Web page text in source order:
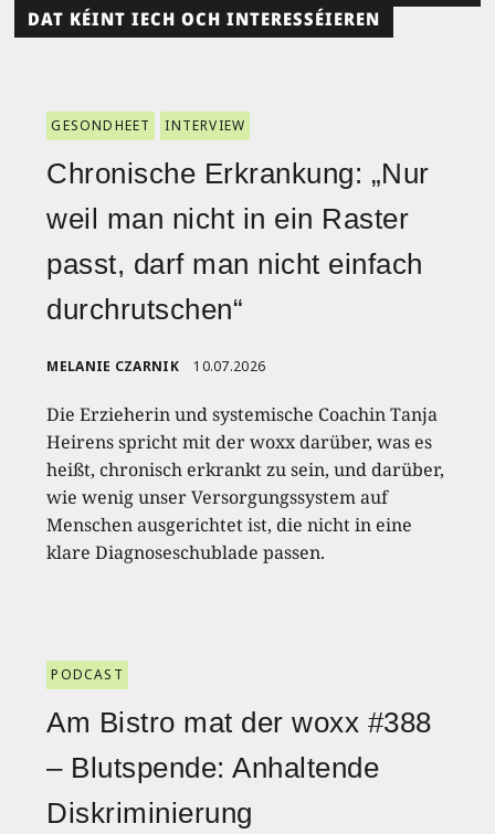
DAT KÉINT IECH OCH INTERESSÉIEREN
GESONDHEET INTERVIEW
Chronische Erkrankung: „Nur
weil man nicht in ein Raster
passt, darf man nicht einfach
durchrutschen“
MELANIE CZARNIK 10.07.2026
Die Erzieherin und systemische Coachin Tanja
Heirens spricht mit der woxx darüber, was es
heißt, chronisch erkrankt zu sein, und darüber,
wie wenig unser Versorgungssystem auf
Menschen ausgerichtet ist, die nicht in eine
klare Diagnoseschublade passen.
PODCAST
Am Bistro mat der woxx #388
– Blutspende: Anhaltende
Diskriminierung